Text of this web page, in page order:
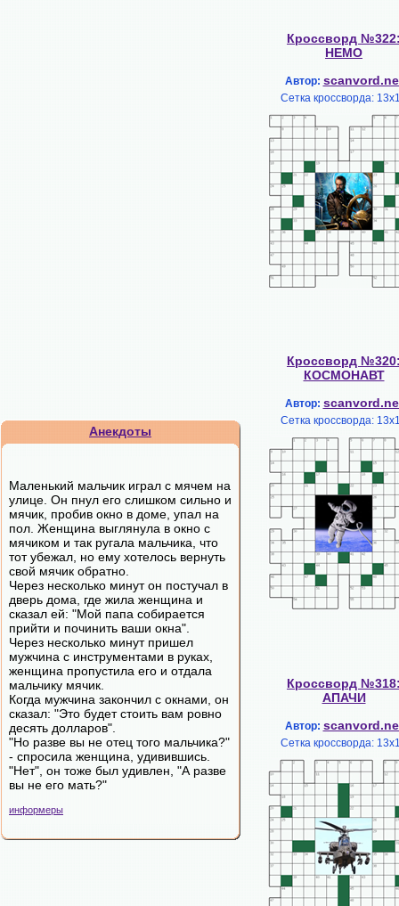
Анекдоты
Маленький мальчик играл с мячем на
улице. Он пнул его слишком сильно и
мячик, пробив окно в доме, упал на
пол. Женщина выглянула в окно с
мячиком и так ругала мальчика, что
тот убежал, но ему хотелось вернуть
свой мячик обратно.
Через несколько минут он постучал в
дверь дома, где жила женщина и
сказал ей: "Мой папа собирается
прийти и починить ваши окна".
Через несколько минут пришел
мужчина с инструментами в руках,
женщина пропустила его и отдала
мальчику мячик.
Когда мужчина закончил с окнами, он
сказал: "Это будет стоить вам ровно
десять долларов".
"Но разве вы не отец того мальчика?"
- спросила женщина, удивившись.
"Нет", он тоже был удивлен, "А разве
вы не его мать?"
информеры
Кроссворд
НЕМО
Автор:
Сетка кроссворда:
Кроссворд
КОСМОНАВТ
Автор:
Сетка кроссворда:
Кроссворд
АПАЧИ
Автор:
Сетка кроссворда: